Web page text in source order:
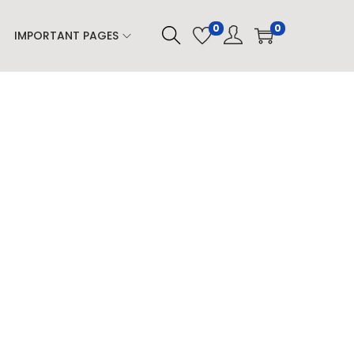
IMPORTANT PAGES 0 0